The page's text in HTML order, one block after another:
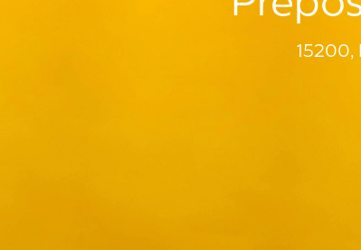
15200,